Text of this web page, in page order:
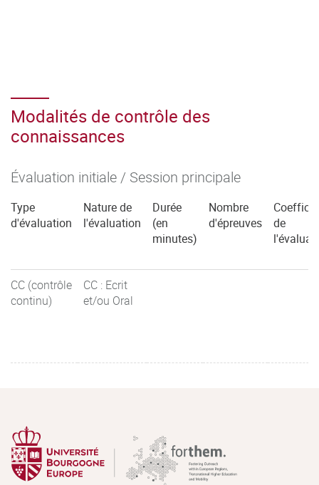
Modalités de contrôle des
connaissances
Évaluation initiale / Session principale
Type
d'évaluation
Nature de
l'évaluation
Durée
(en
minutes)
Nombre
d'épreuves
de
CC (contrôle
continu)
CC : Ecrit
et/ou Oral